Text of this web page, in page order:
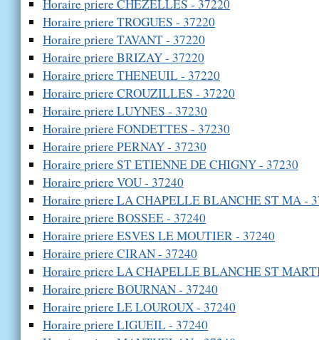
Horaire priere CHEZELLES - 37220
Horaire priere TROGUES - 37220
Horaire priere TAVANT - 37220
Horaire priere BRIZAY - 37220
Horaire priere THENEUIL - 37220
Horaire priere CROUZILLES - 37220
Horaire priere LUYNES - 37230
Horaire priere FONDETTES - 37230
Horaire priere PERNAY - 37230
Horaire priere ST ETIENNE DE CHIGNY - 37230
Horaire priere VOU - 37240
Horaire priere LA CHAPELLE BLANCHE ST MA -
Horaire priere BOSSEE - 37240
Horaire priere ESVES LE MOUTIER - 37240
Horaire priere CIRAN - 37240
Horaire priere LA CHAPELLE BLANCHE ST
Horaire priere BOURNAN - 37240
Horaire priere LE LOUROUX - 37240
Horaire priere LIGUEIL - 37240